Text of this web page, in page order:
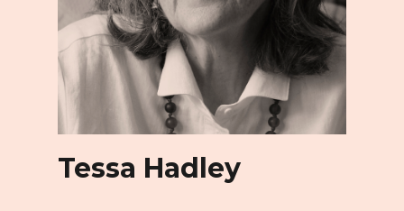
Tessa Hadley